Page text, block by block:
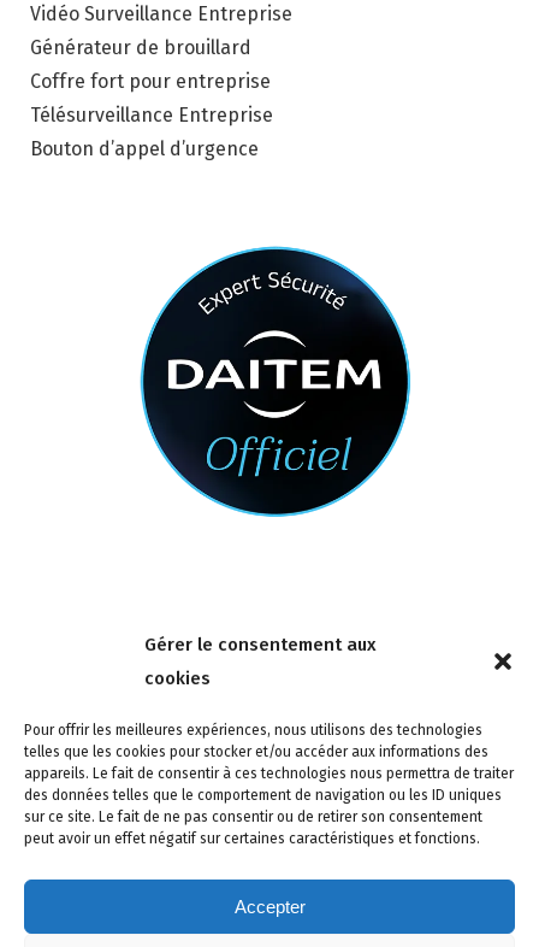
Gérer le consentement aux
cookies
Pour offrir les meilleures expériences, nous utilisons des technologies
telles que les cookies pour stocker et/ou accéder aux informations des
appareils. Le fait de consentir à ces technologies nous permettra de traiter
des données telles que le comportement de navigation ou les ID uniques
sur ce site. Le fait de ne pas consentir ou de retirer son consentement
peut avoir un effet négatif sur certaines caractéristiques et fonctions.
Accepter
Vidéo Surveillance Entreprise
Générateur de brouillard
Coffre fort pour entreprise
Télésurveillance Entreprise
Bouton d’appel d’urgence
4 rue de la Tour 85150 Les Achards